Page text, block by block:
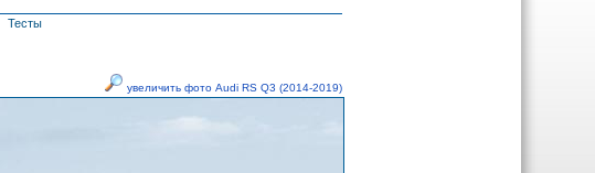
Тесты
увеличить фото Audi RS Q3 (2014-2019)